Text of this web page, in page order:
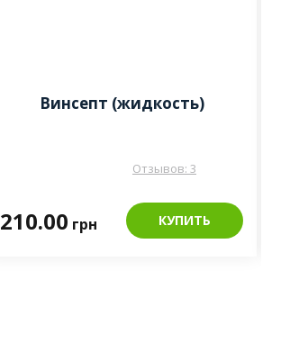
Винсепт (жидкость)
Отзывов: 3
210.00 грн КУПИТЬ